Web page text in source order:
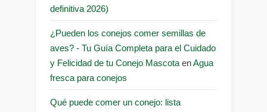
definitiva 2026)
¿Pueden los conejos comer semillas de
aves? - Tu Guía Completa para el Cuidado
y Felicidad de tu Conejo Mascota enAgua
fresca para conejos
Qué puede comer un conejo: lista